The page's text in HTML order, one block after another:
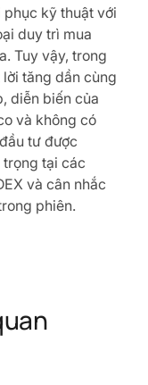
kỹ thuật với
duy trì mua
Tuy vậy, trong
tăng dần cùng
diễn biến của
và không có
tư được
tại các
và cân nhắc
phiên.